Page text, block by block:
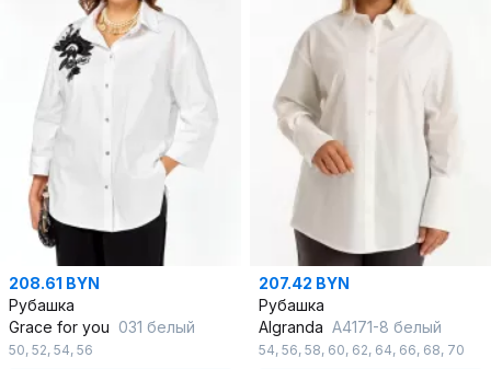
208.61 BYN
Рубашка
Grace for you 031 белый
50, 52, 54, 56
207.42 BYN
Рубашка
Algranda A4171-8 белый
54, 56, 58, 60, 62, 64, 66, 68, 70